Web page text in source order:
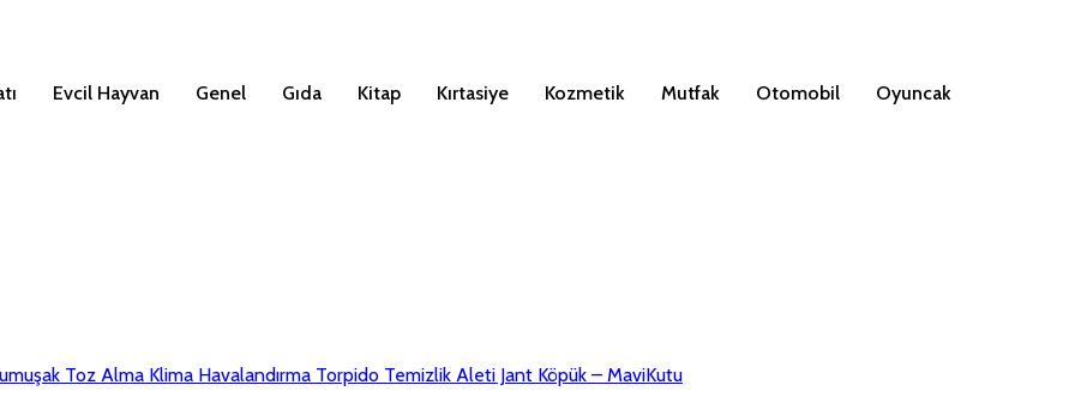
Evcil Hayvan Genel Gıda Kitap Kırtasiye Kozmetik Mutfak Otomobil Oyuncak